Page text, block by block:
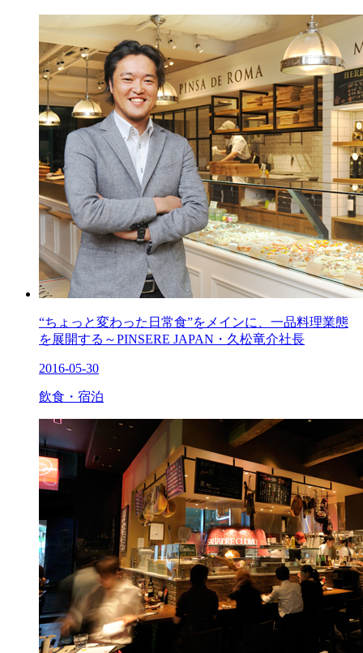
“ちょっと変わった日常食”をメインに、一品料理業態
を展開する～PINSERE JAPAN・久松竜介社長
2016-05-30
飲食・宿泊